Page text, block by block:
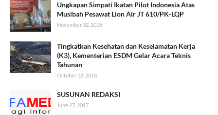
Ungkapan Simpati Ikatan Pilot Indonesia Atas
Musibah Pesawat Lion Air JT 610/PK-LQP
November 02, 2018
Tingkatkan Kesehatan dan Keselamatan Kerja
(K3), Kementerian ESDM Gelar Acara Teknis
Tahunan
October 18, 2018
SUSUNAN REDAKSI
June 27, 2017